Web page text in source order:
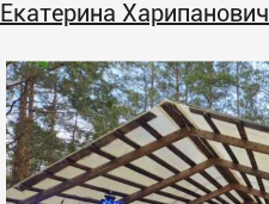
Екатерина Харипанович